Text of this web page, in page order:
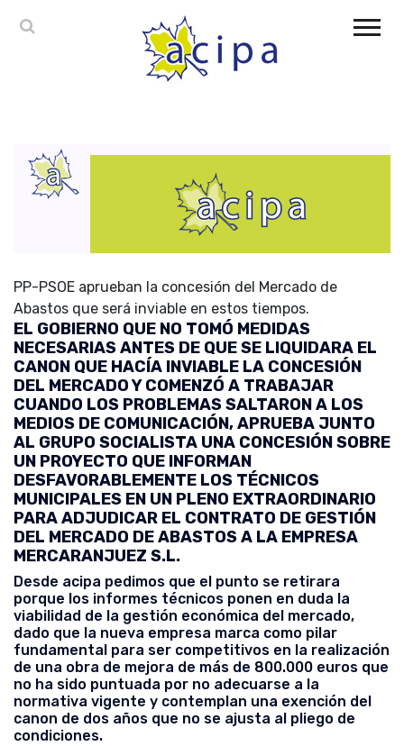
PP-PSOE aprueban la concesión del Mercado de
Abastos que será inviable en estos tiempos.
EL GOBIERNO QUE NO TOMÓ MEDIDAS
NECESARIAS ANTES DE QUE SE LIQUIDARA EL
CANON QUE HACÍA INVIABLE LA CONCESIÓN
DEL MERCADO Y COMENZÓ A TRABAJAR
CUANDO LOS PROBLEMAS SALTARON A LOS
MEDIOS DE COMUNICACIÓN, APRUEBA JUNTO
AL GRUPO SOCIALISTA UNA CONCESIÓN SOBRE
UN PROYECTO QUE INFORMAN
DESFAVORABLEMENTE LOS TÉCNICOS
MUNICIPALES EN UN PLENO EXTRAORDINARIO
PARA ADJUDICAR EL CONTRATO DE GESTIÓN
DEL MERCADO DE ABASTOS A LA EMPRESA
MERCARANJUEZ S.L.
Desde acipa pedimos que el punto se retirara
porque los informes técnicos ponen en duda la
viabilidad de la gestión económica del mercado,
dado que la nueva empresa marca como pilar
fundamental para ser competitivos en la realización
de una obra de mejora de más de 800.000 euros que
no ha sido puntuada por no adecuarse a la
normativa vigente y contemplan una exención del
canon de dos años que no se ajusta al pliego de
condiciones.